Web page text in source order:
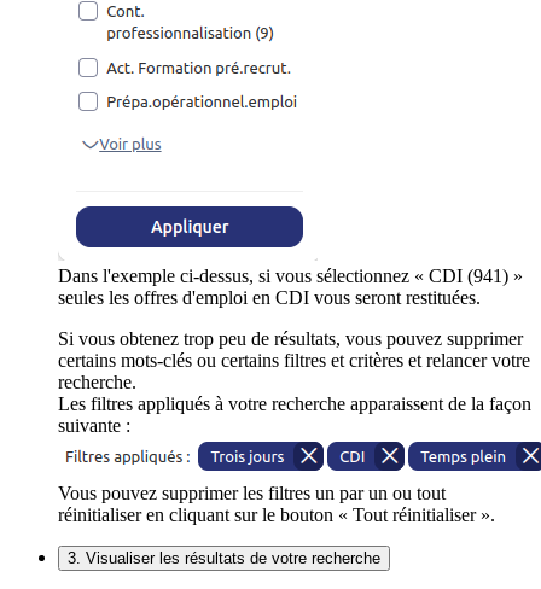
Dans l'exemple ci-dessus, si vous sélectionnez « CDI (941) »
seules les offres d'emploi en CDI vous seront restituées.
Si vous obtenez trop peu de résultats, vous pouvez supprimer
certains mots-clés ou certains filtres et critères et relancer votre
recherche.
Les filtres appliqués à votre recherche apparaissent de la façon
suivante :
Vous pouvez supprimer les filtres un par un ou tout
réinitialiser en cliquant sur le bouton « Tout réinitialiser ».
3. Visualiser les résultats de votre recherche